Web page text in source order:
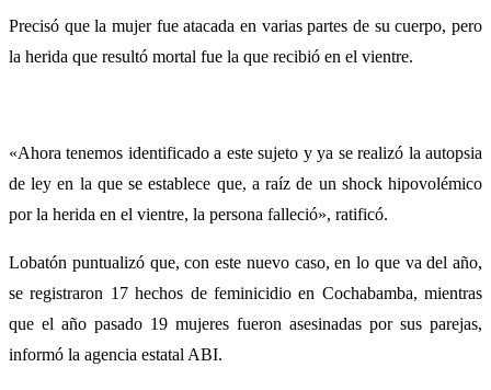
Precisó que la mujer fue atacada en varias partes de su cuerpo, pero
la herida que resultó mortal fue la que recibió en el vientre.
«Ahora tenemos identificado a este sujeto y ya se realizó la autopsia
de ley en la que se establece que, a raíz de un shock hipovolémico
por la herida en el vientre, la persona falleció», ratificó.
Lobatón puntualizó que, con este nuevo caso, en lo que va del año,
se registraron 17 hechos de feminicidio en Cochabamba, mientras
que el año pasado 19 mujeres fueron asesinadas por sus parejas,
informó la agencia estatal ABI.